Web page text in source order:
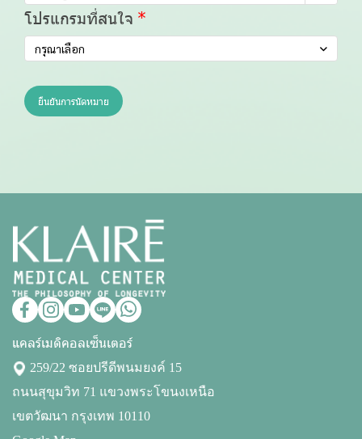
โปรแกรมที่สนใจ
กรุณาเลือก
ยืนยันการนัดหมาย
แคลร์เมดิคอลเซ็นเตอร์
259/22 ซอยปรีดีพนมยงค์ 15
ถนนสุขุมวิท 71 แขวงพระโขนงเหนือ
เขตวัฒนา กรุงเทพ 10110